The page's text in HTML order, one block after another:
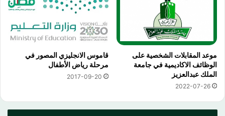
موعد المقابلات الشخصية على
الوظائف الاكاديمية في جامعة
الملك عبدالعزيز
2022-07-26
قاموس الانجليزي المصور في
مرحلة رياض الأطفال
2017-09-20